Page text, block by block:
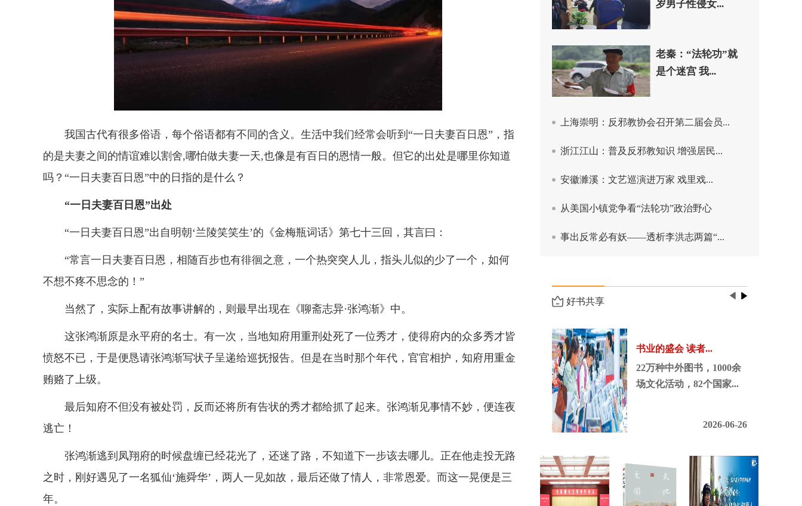
我国古代有很多俗语，每个俗语都有不同的含义。生活中我们经常会听到“一日夫妻百日恩”，指
的是夫妻之间的情谊难以割舍,哪怕做夫妻一天,也像是有百日的恩情一般。但它的出处是哪里你知道
吗？“一日夫妻百日恩”中的日指的是什么？
“一日夫妻百日恩”出处
“一日夫妻百日恩”出自明朝‘兰陵笑笑生’的《金梅瓶词话》第七十三回，其言曰：
“常言一日夫妻百日恩，相随百步也有徘徊之意，一个热突突人儿，指头儿似的少了一个，如何
不想不疼不思念的！”
当然了，实际上配有故事讲解的，则最早出现在《聊斋志异·张鸿渐》中。
这张鸿渐原是永平府的名士。有一次，当地知府用重刑处死了一位秀才，使得府内的众多秀才皆
愤怒不已，于是便恳请张鸿渐写状子呈递给巡抚报告。但是在当时那个年代，官官相护，知府用重金
贿赂了上级。
最后知府不但没有被处罚，反而还将所有告状的秀才都给抓了起来。张鸿渐见事情不妙，便连夜
逃亡！
张鸿渐逃到凤翔府的时候盘缠已经花光了，还迷了路，不知道下一步该去哪儿。正在他走投无路
之时，刚好遇见了一名狐仙‘施舜华’，两人一见如故，最后还做了情人，非常恩爱。而这一晃便是三
年。